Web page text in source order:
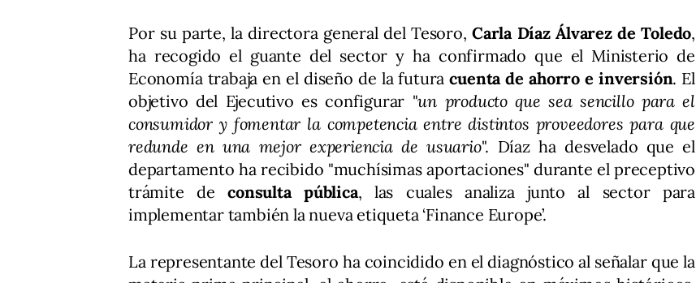
Por su parte, la directora general del Tesoro,Carla Díaz Álvarez de Toledo,
ha recogido el guante del sector y ha confirmado que el Ministerio de
Economía trabaja en el diseño de la futuracuenta de ahorro e inversión. El
objetivo del Ejecutivo es configurar "un producto que sea sencillo para el
consumidor y fomentar la competencia entre distintos proveedores para que
redunde en una mejor experiencia de usuario". Díaz ha desvelado que el
departamento ha recibido "muchísimas aportaciones" durante el preceptivo
trámite deconsulta pública, las cuales analiza junto al sector para
implementar también la nueva etiqueta ‘Finance Europe’.
La representante del Tesoro ha coincidido en el diagnóstico al señalar que la